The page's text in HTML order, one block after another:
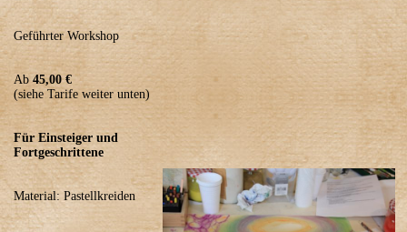
Geführter Workshop
Ab45,00 €
(siehe Tarife weiter unten)
Für Einsteiger und
Material: Pastellkreiden